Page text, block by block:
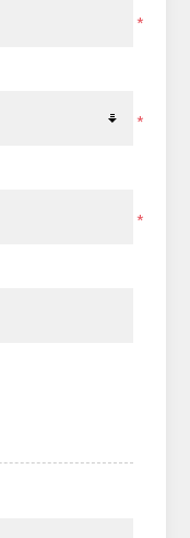
*
*
*